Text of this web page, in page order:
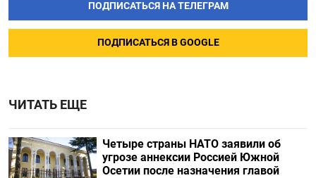
ПОДПИСАТЬСЯ НА ТЕЛЕГРАМ
ПОДПИСАТЬСЯ В GOOGLE
ЧИТАТЬ ЕЩЕ
Четыре страны НАТО заявили об
угрозе аннексии Россией Южной
Осетии после назначения главой